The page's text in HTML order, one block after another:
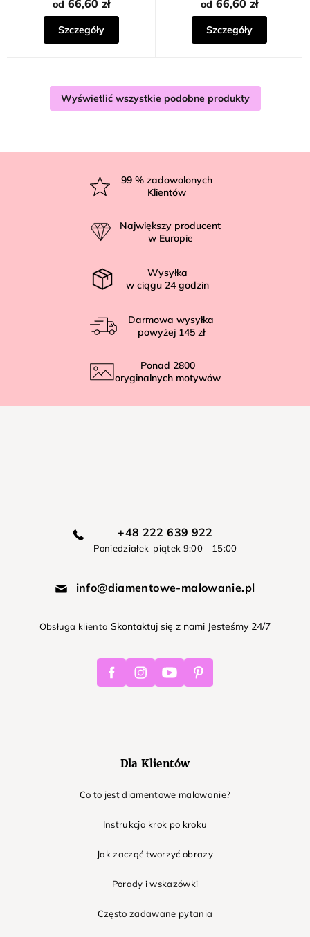
od 66,60 zł
Szczegóły
od 66,60 zł
Szczegóły
Wyświetlić wszystkie podobne produkty
99 % zadowolonych
Klientów
Największy producent
w Europie
Wysyłka
w ciągu 24 godzin
Darmowa wysyłka
powyżej 145 zł
Ponad 2800
oryginalnych motywów
+48 222 639 922
Poniedziałek-piątek 9:00 - 15:00
info@diamentowe-malowanie.pl
Obsługa klienta Skontaktuj się z nami Jesteśmy 24/7
FacebookInstagramYoutube Pinterest
Dla Klientów
Co to jest diamentowe malowanie?
Instrukcja krok po kroku
Jak zacząć tworzyć obrazy
Porady i wskazówki
Często zadawane pytania